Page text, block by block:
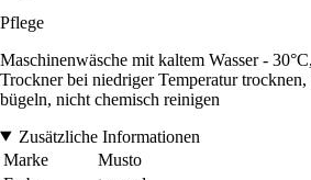
Pflege
Maschinenwäsche mit kaltem Wasser -
Trockner bei niedriger Temperatur
bügeln, nicht chemisch reinigen
Zusätzliche Informationen
Marke
Musto